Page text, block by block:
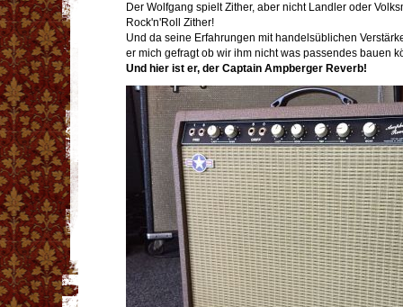
Der Wolfgang spielt Zither, aber nicht Landler oder
Rock'n'Roll Zither!
Und da seine Erfahrungen mit handelsüblichen
er mich gefragt ob wir ihm nicht was passendes bauen
Und hier ist er, der Captain Ampberger Reverb!